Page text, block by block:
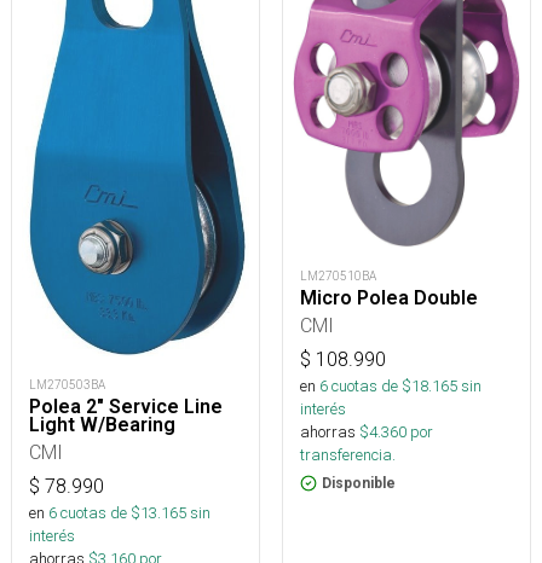
LM270503BA
Polea 2" Service Line
Light W/Bearing
CMI
$ 78.990
en 6cuotas de $13.165sin
interés
ahorras $3.160 por
LM270510BA
Micro Polea Double
CMI
$ 108.990
en 6cuotas de $18.165sin
interés
ahorras $4.360 por
transferencia.
Disponible